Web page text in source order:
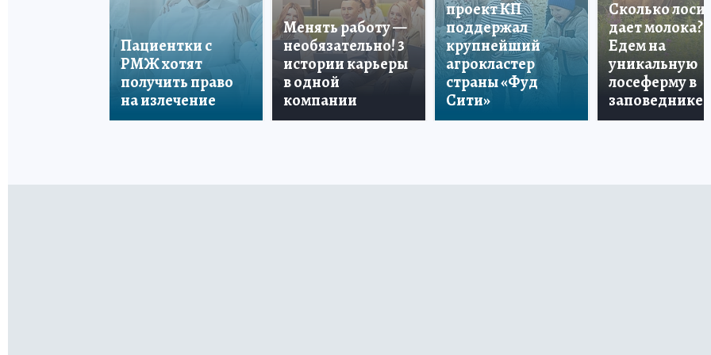
Пациентки с
РМЖ хотят
получить право
на излечение
Менять работу —
необязательно! 3
истории карьеры
в одной
компании
проект КП
поддержал
крупнейший
агрокластер
страны «Фуд
Сити»
Сколько лосиха
дает молока?
Едем на
уникальную
лосеферму в
заповеднике!